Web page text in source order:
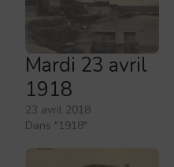
Mardi 23 avril
1918
23 avril 2018
Dans "1918"